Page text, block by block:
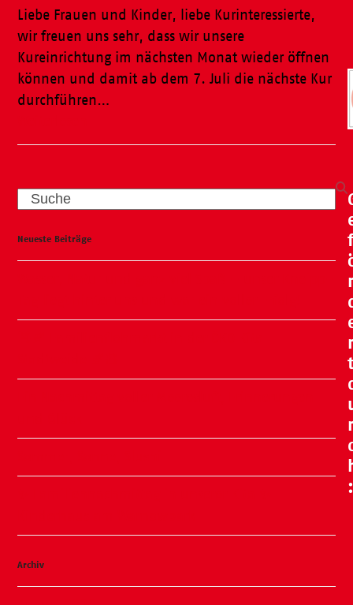
Liebe Frauen und Kinder, liebe Kurinteressierte,
wir freuen uns sehr, dass wir unsere
Kureinrichtung im nächsten Monat wieder öffnen
können und damit ab dem 7. Juli die nächste Kur
durchführen…
Search
Neueste Beiträge
Archiv
f
r
r
t
r
: